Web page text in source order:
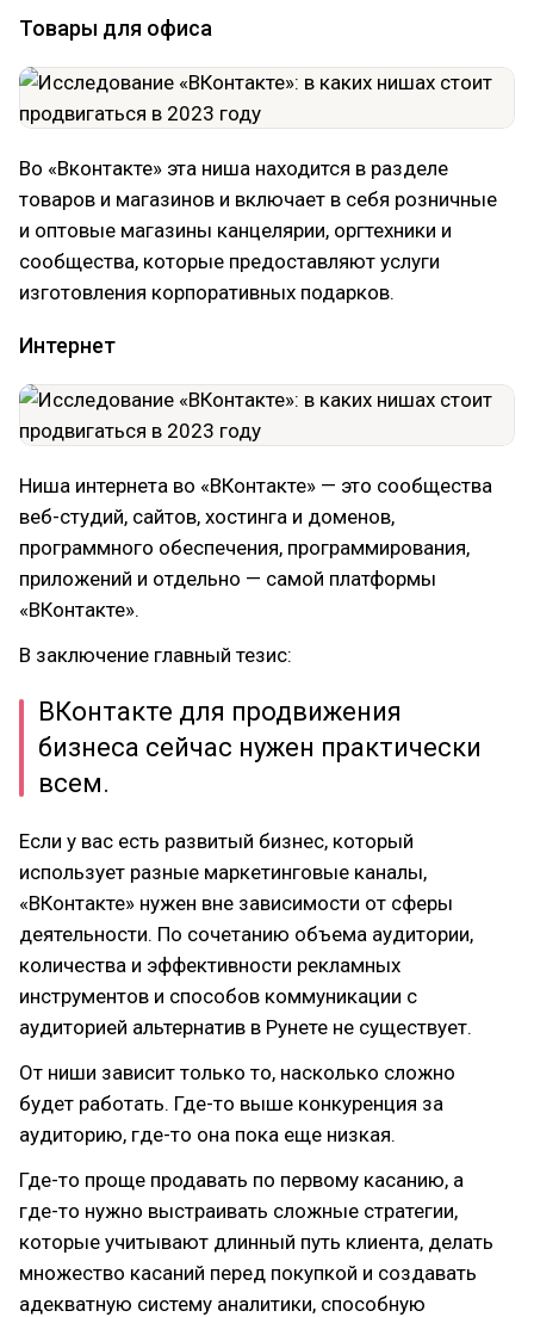
Товары для офиса
Во «Вконтакте» эта ниша находится в разделе
товаров и магазинов и включает в себя розничные
и оптовые магазины канцелярии, оргтехники и
сообщества, которые предоставляют услуги
изготовления корпоративных подарков.
Интернет
Ниша интернета во «ВКонтакте» — это сообщества
веб-студий, сайтов, хостинга и доменов,
программного обеспечения, программирования,
приложений и отдельно — самой платформы
«ВКонтакте».
В заключение главный тезис:
ВКонтакте для продвижения
бизнеса сейчас нужен практически
всем.
Если у вас есть развитый бизнес, который
использует разные маркетинговые каналы,
«ВКонтакте» нужен вне зависимости от сферы
деятельности. По сочетанию объема аудитории,
количества и эффективности рекламных
инструментов и способов коммуникации с
аудиторией альтернатив в Рунете не существует.
От ниши зависит только то, насколько сложно
будет работать. Где-то выше конкуренция за
аудиторию, где-то она пока еще низкая.
Где-то проще продавать по первому касанию, а
где-то нужно выстраивать сложные стратегии,
которые учитывают длинный путь клиента, делать
множество касаний перед покупкой и создавать
адекватную систему аналитики, способную